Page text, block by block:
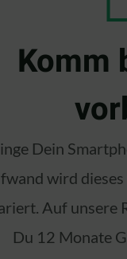
Komm
Dein
wird dieses
Auf unsere
Du 12 Monate